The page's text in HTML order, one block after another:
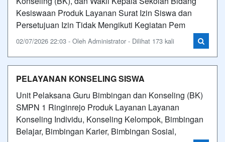
Kesiswaan Produk Layanan Surat Izin Siswa dan
Persetujuan Izin Tidak Mengikuti Kegiatan Pem
02/07/2026 22:03 - Oleh Administrator - Dilihat 173 kali
PELAYANAN KONSELING SISWA
Unit Pelaksana Guru Bimbingan dan Konseling (BK)
SMPN 1 Ringinrejo Produk Layanan Layanan
Konseling Individu, Konseling Kelompok, Bimbingan
Belajar, Bimbingan Karier, Bimbingan Sosial,